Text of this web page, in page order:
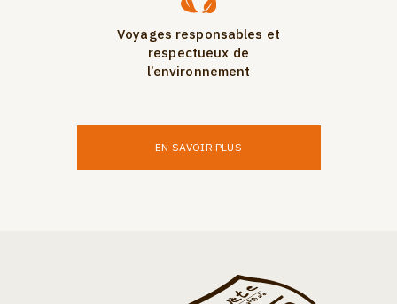
Voyages responsables et
respectueux de
l’environnement
EN SAVOIR PLUS